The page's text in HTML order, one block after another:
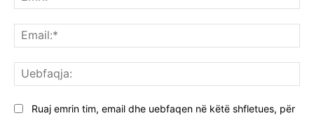
Ruaj emrin tim, email dhe uebfaqen në këtë shfletues, për